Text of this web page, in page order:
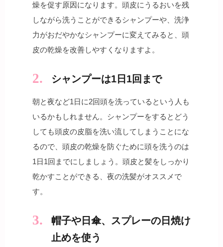
燥を促す原因になります。頭皮にうるおいを残
しながら洗うことができるシャンプーや、洗浄
力がおだやかなシャンプーに変えてみると、頭
皮の乾燥を改善しやすくなりますよ。
シャンプーは1日1回まで
朝と夜など1日に2回頭を洗っているという人も
いるかもしれません。シャンプーをするとどう
しても頭皮の皮脂を洗い流してしまうことにな
るので、頭皮の乾燥を防ぐために頭を洗うのは
1日1回までにしましょう。頭皮と髪をしっかり
乾かすことができる、夜の洗髪がオススメで
す。
帽子や日傘、スプレーの日焼け
止めを使う